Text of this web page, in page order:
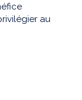
au